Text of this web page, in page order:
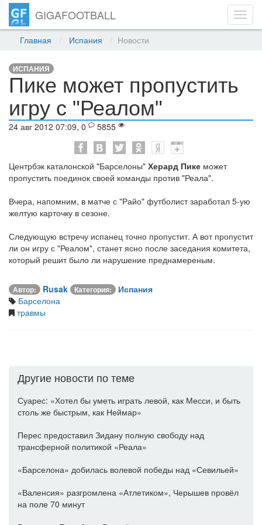
GIGAFOOTBALL
Главная Испания Новости
ИСПАНИЯ
Пике может пропустить
игру с "Реалом"
24 авг 2012 07:09, 0 5855
Центрбэк каталонской "Барселоны" Херард Пике может
пропустить поединок своей команды против "Реала".
Вчера, напомним, в матче с "Райо" футболист заработал 5-ую
желтую карточку в сезоне.
Следующую встречу испанец точно пропустит. А вот пропустит
ли он игру с "Реалом", станет ясно после заседания комитета,
который решит было ли нарушение преднамереным.
Автор: Rusak Категория:
Испания
Барселона
травмы
Другие новости по теме
Суарес: «Хотел бы уметь играть левой, как Месси, и быть
столь же быстрым, как Неймар»
Перес предоставил Зидану полную свободу над
трансферной политикой «Реала»
«Барселона» добилась волевой победы над «Севильей»
«Валенсия» разгромлена «Атлетиком», Черышев провёл
на поле 70 минут